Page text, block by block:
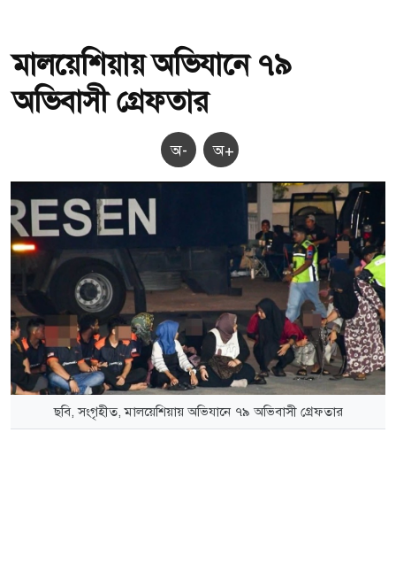
মালয়েশিয়ায় অভিযানে ৭৯
অভিবাসী গ্রেফতার
অ- অ+
ছবি, সংগৃহীত, মালয়েশিয়ায় অভিযানে ৭৯ অভিবাসী গ্রেফতার